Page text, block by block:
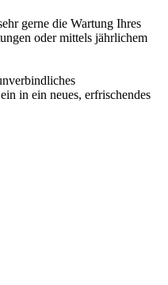
gerne die Wartung Ihres
oder mittels jährlichem
in ein neues, erfrischendes